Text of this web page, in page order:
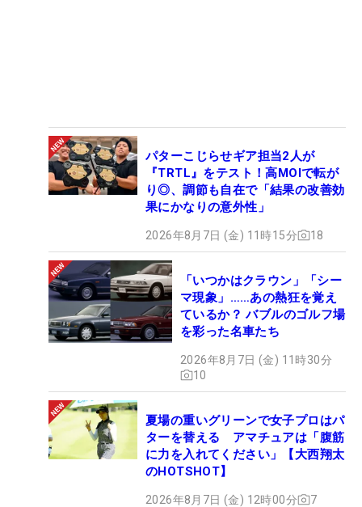
パターこじらせギア担当2人が
『TRTL』をテスト！高MOIで転が
り◎、調節も自在で「結果の改善効
果にかなりの意外性」
2026年8月7日 (金) 11時15分 18
「いつかはクラウン」「シー
マ現象」……あの熱狂を覚え
ているか？ バブルのゴルフ場
を彩った名車たち
2026年8月7日 (金) 11時30分
10
夏場の重いグリーンで女子プロはパ
ターを替える アマチュアは「腹筋
に力を入れてください」【大西翔太
のHOTSHOT】
2026年8月7日 (金) 12時00分 7